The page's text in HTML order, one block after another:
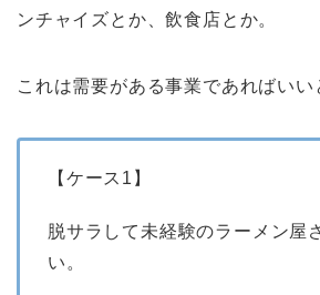
ンチャイズとか、飲食店とか。
これは需要がある事業であればいい
【ケース1】
脱サラして未経験のラーメン屋
い。